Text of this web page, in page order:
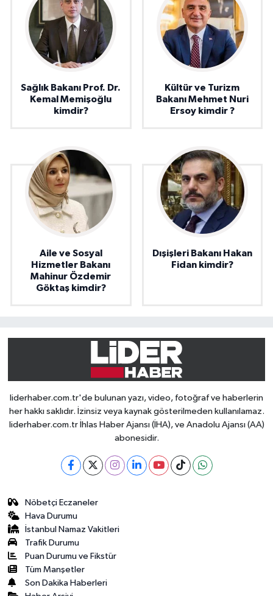
Sağlık Bakanı Prof. Dr.
Kemal Memişoğlu
kimdir?
Kültür ve Turizm
Bakanı Mehmet Nuri
Ersoy kimdir ?
Aile ve Sosyal
Hizmetler Bakanı
Mahinur Özdemir
Göktaş kimdir?
Dışişleri Bakanı Hakan
Fidan kimdir?
liderhaber.com.tr'de bulunan yazı, video, fotoğraf ve haberlerin
her hakkı saklıdır. İzinsiz veya kaynak gösterilmeden kullanılamaz.
liderhaber.com.tr İhlas Haber Ajansı (İHA), ve Anadolu Ajansı (AA)
abonesidir.
Nöbetçi Eczaneler
Hava Durumu
İstanbul Namaz Vakitleri
Trafik Durumu
Puan Durumu ve Fikstür
Tüm Manşetler
Son Dakika Haberleri